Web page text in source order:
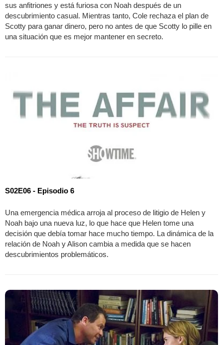
sus anfitriones y está furiosa con Noah después de un
descubrimiento casual. Mientras tanto, Cole rechaza el plan de
Scotty para ganar dinero, pero no antes de que Scotty lo pille en
una situación que es mejor mantener en secreto.
S02E06 - Episodio 6
Una emergencia médica arroja al proceso de litigio de Helen y
Noah bajo una nueva luz, lo que hace que Helen tome una
decisión que debía tomar hace mucho tiempo. La dinámica de la
relación de Noah y Alison cambia a medida que se hacen
descubrimientos problemáticos.